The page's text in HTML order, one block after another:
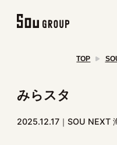
TOP
みらスタ
2025.12.17 SOU NEXT